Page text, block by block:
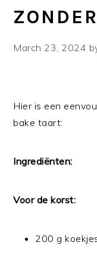
March 23, 2024
Hier is een
bake taart:
Ingrediënten:
Voor de korst:
200 g